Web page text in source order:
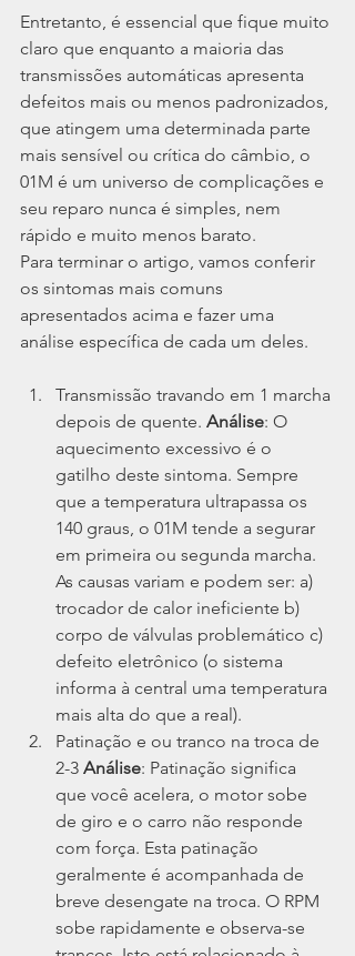
Entretanto, é essencial que fique muito
claro que enquanto a maioria das
transmissões automáticas apresenta
defeitos mais ou menos padronizados,
que atingem uma determinada parte
mais sensível ou crítica do câmbio, o
01M é um universo de complicações e
seu reparo nunca é simples, nem
rápido e muito menos barato.
Para terminar o artigo, vamos conferir
os sintomas mais comuns
apresentados acima e fazer uma
análise específica de cada um deles.
Transmissão travando em 1 marcha
depois de quente. Análise: O
aquecimento excessivo é o
gatilho deste sintoma. Sempre
que a temperatura ultrapassa os
140 graus, o 01M tende a segurar
em primeira ou segunda marcha.
As causas variam e podem ser: a)
trocador de calor ineficiente b)
corpo de válvulas problemático c)
defeito eletrônico (o sistema
informa à central uma temperatura
mais alta do que a real).
Patinação e ou tranco na troca de
2-3 Análise: Patinação significa
que você acelera, o motor sobe
de giro e o carro não responde
com força. Esta patinação
geralmente é acompanhada de
breve desengate na troca. O RPM
sobe rapidamente e observa-se